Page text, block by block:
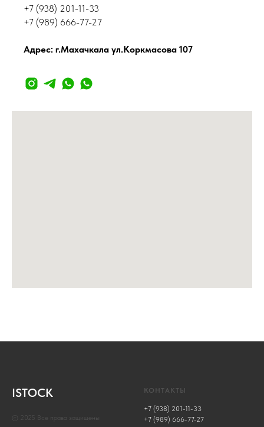
+7 (938) 201-11-33
+7 (989) 666-77-27
Адрес: г.Махачкала ул.Коркмасова 107
ISTOCK
© 2025 Все права защищены
КОНТАКТЫ
+7 (938) 201-11-33
+7 (989) 666-77-27